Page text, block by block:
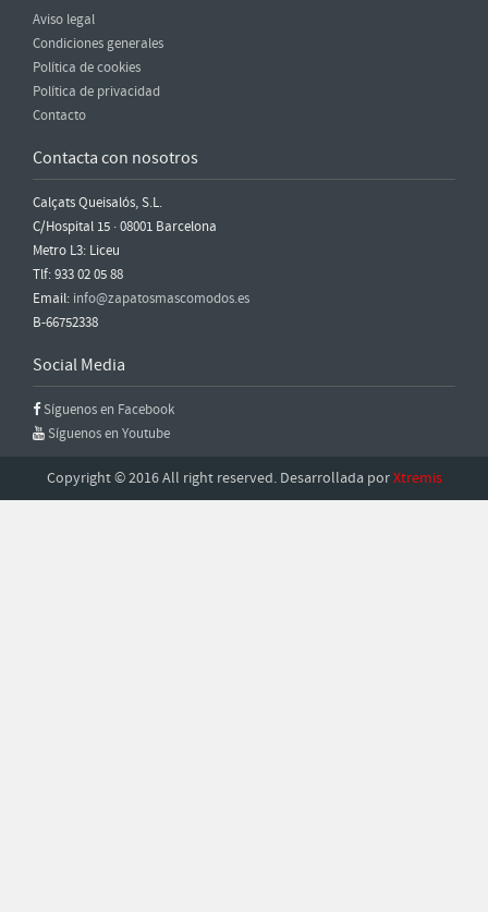
Aviso legal
Condiciones generales
Política de cookies
Política de privacidad
Contacto
Contacta con nosotros
Calçats Queisalós, S.L.
C/Hospital 15 · 08001 Barcelona
Metro L3: Liceu
Tlf: 933 02 05 88
Email: info@zapatosmascomodos.es
B-66752338
Social Media
Síguenos en Facebook
Síguenos en Youtube
Copyright © 2016 All right reserved. Desarrollada porXtremis